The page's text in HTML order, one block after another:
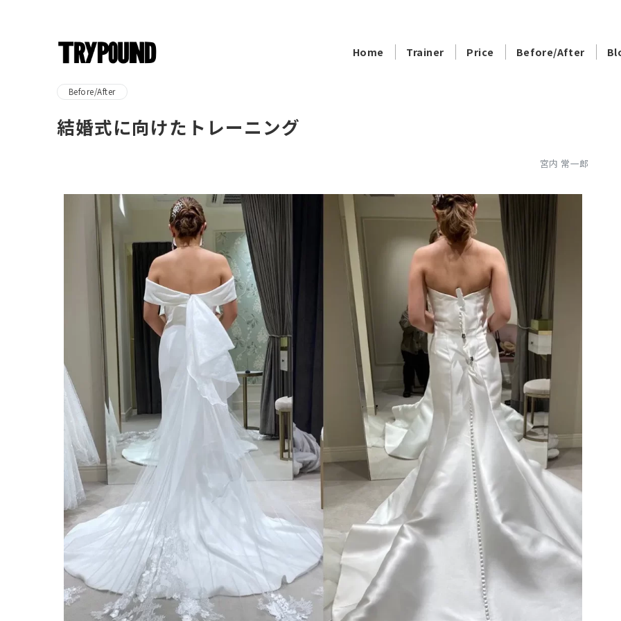
Home Trainer Price Before/After
TRYPOUND Before/After
Before/After
結婚式に向けたトレーニング
宮内 常一郎